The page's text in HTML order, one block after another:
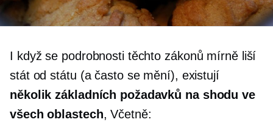
I když se podrobnosti těchto zákonů mírně liší
stát od státu (a často se mění), existují
několik základních požadavků na shodu ve
všech oblastech, Včetně: